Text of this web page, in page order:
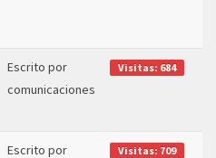
Escrito por
comunicaciones
Visitas: 684
Escrito por
Visitas: 709